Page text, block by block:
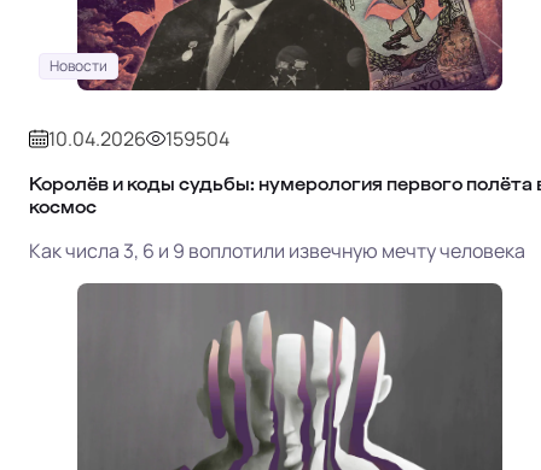
Новости
10.04.2026 159504
Королёв и коды судьбы: нумерология первого полёта
космос
Как числа 3, 6 и 9 воплотили извечную мечту человека